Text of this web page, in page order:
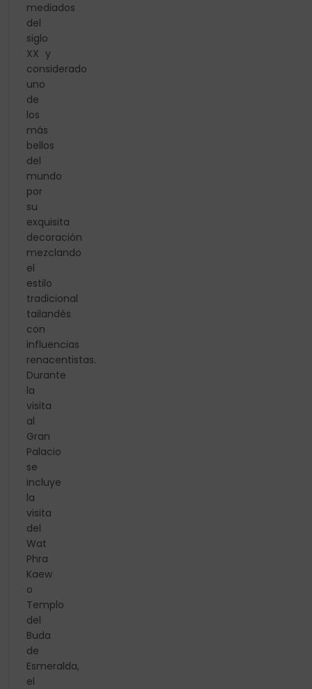
mediados
del
siglo
XX y
considerado
uno
de
los
más
bellos
del
mundo
por
su
exquisita
decoración
mezclando
el
estilo
tradicional
tailandés
con
influencias
renacentistas.
Durante
la
visita
al
Gran
Palacio
se
incluye
la
visita
del
Wat
Phra
Kaew
o
Templo
del
Buda
de
Esmeralda,
el